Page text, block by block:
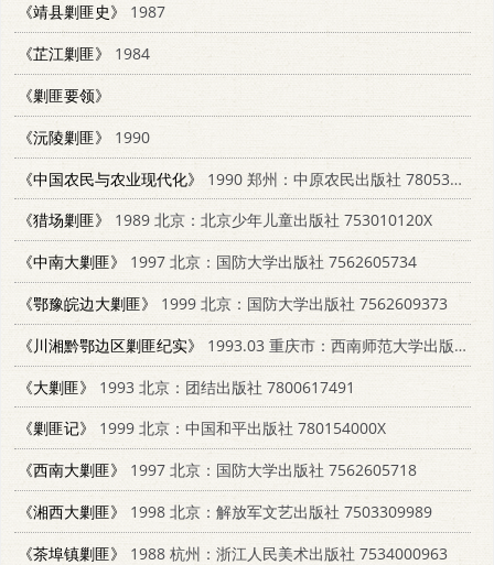
《靖县剿匪史》
1987
《芷江剿匪》
1984
《剿匪要领》
《沅陵剿匪》
1990
《中国农民与农业现代化》
1990 郑州：中原农民出版社 7805381798
《猎场剿匪》
1989 北京：北京少年儿童出版社 753010120X
《中南大剿匪》
1997 北京：国防大学出版社 7562605734
《鄂豫皖边大剿匪》
1999 北京：国防大学出版社 7562609373
《川湘黔鄂边区剿匪纪实》
1993.03 重庆市：西南师范大学出版社 7562106894
《大剿匪》
1993 北京：团结出版社 7800617491
《剿匪记》
1999 北京：中国和平出版社 780154000X
《西南大剿匪》
1997 北京：国防大学出版社 7562605718
《湘西大剿匪》
1998 北京：解放军文艺出版社 7503309989
《茶埠镇剿匪》
1988 杭州：浙江人民美术出版社 7534000963